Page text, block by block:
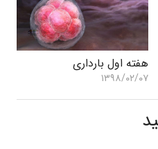
هفته اول بارداری
۱۳۹۸/۰۲/۰۷